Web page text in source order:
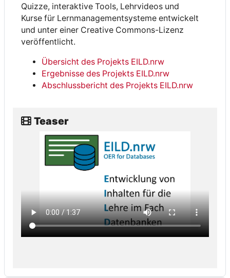
Quizze, interaktive Tools, ​Lehrvideos und
Kurse für Lernmanagementsysteme entwickelt
und unter einer Creative Commons-Lizenz
veröffentlicht.
Übersicht des Projekts EILD.nrw
Ergebnisse des Projekts EILD.nrw
Abschlussbericht des Projekts EILD.nrw
Teaser